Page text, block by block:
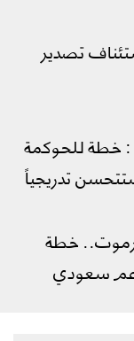
تصدير
خطة للحوكمة
تدريجياً
خطة
سعودي